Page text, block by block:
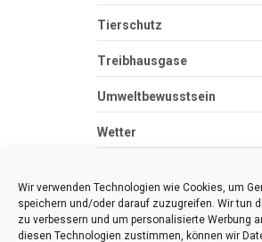
Wir verwenden Technologien wie Cookies, um
speichern und/oder darauf zuzugreifen. Wir tun
zu verbessern und um personalisierte Werbung
diesen Technologien zustimmen, können wir
Tierschutz
Treibhausgase
Umweltbewusstsein
Wetter